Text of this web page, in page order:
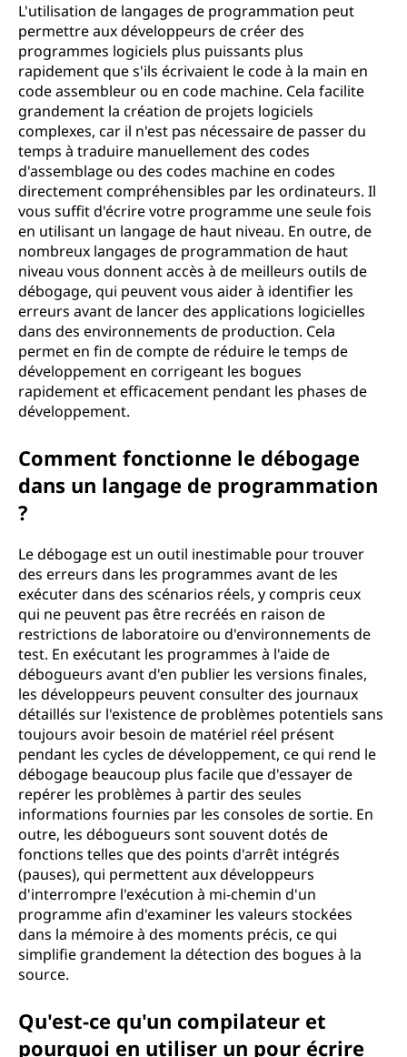
L'utilisation de langages de programmation peut
permettre aux développeurs de créer des
programmes logiciels plus puissants plus
rapidement que s'ils écrivaient le code à la main en
code assembleur ou en code machine. Cela facilite
grandement la création de projets logiciels
complexes, car il n'est pas nécessaire de passer du
temps à traduire manuellement des codes
d'assemblage ou des codes machine en codes
directement compréhensibles par les ordinateurs. Il
vous suffit d'écrire votre programme une seule fois
en utilisant un langage de haut niveau. En outre, de
nombreux langages de programmation de haut
niveau vous donnent accès à de meilleurs outils de
débogage, qui peuvent vous aider à identifier les
erreurs avant de lancer des applications logicielles
dans des environnements de production. Cela
permet en fin de compte de réduire le temps de
développement en corrigeant les bogues
rapidement et efficacement pendant les phases de
développement.
Comment fonctionne le débogage
dans un langage de programmation
?
Le débogage est un outil inestimable pour trouver
des erreurs dans les programmes avant de les
exécuter dans des scénarios réels, y compris ceux
qui ne peuvent pas être recréés en raison de
restrictions de laboratoire ou d'environnements de
test. En exécutant les programmes à l'aide de
débogueurs avant d'en publier les versions finales,
les développeurs peuvent consulter des journaux
détaillés sur l'existence de problèmes potentiels sans
toujours avoir besoin de matériel réel présent
pendant les cycles de développement, ce qui rend le
débogage beaucoup plus facile que d'essayer de
repérer les problèmes à partir des seules
informations fournies par les consoles de sortie. En
outre, les débogueurs sont souvent dotés de
fonctions telles que des points d'arrêt intégrés
(pauses), qui permettent aux développeurs
d'interrompre l'exécution à mi-chemin d'un
programme afin d'examiner les valeurs stockées
dans la mémoire à des moments précis, ce qui
simplifie grandement la détection des bogues à la
source.
Qu'est-ce qu'un compilateur et
pourquoi en utiliser un pour écrire